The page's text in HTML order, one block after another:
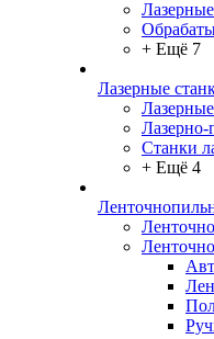
+ Ещё 7
Лазерные
Лазерно-
Станки
+ Ещё 4